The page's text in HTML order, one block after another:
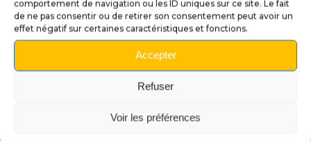
comportement de navigation ou les ID uniques sur ce site. Le fait
de ne pas consentir ou de retirer son consentement peut avoir un
effet négatif sur certaines caractéristiques et fonctions.
Accepter
Refuser
Voir les préférences
flipper.
Grâce au support magnétique intégré, les cache hinges
restent parfaitement
en place tout en conservant une grande simplicité
Vous pouvez les retirer, les repositionner ou les
remplacer facilement
selon vos envies ou le thème de votre machine.